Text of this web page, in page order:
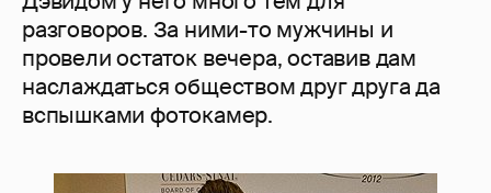
разговоров. За ними-то мужчины и
провели остаток вечера, оставив дам
наслаждаться обществом друг друга да
вспышками фотокамер.